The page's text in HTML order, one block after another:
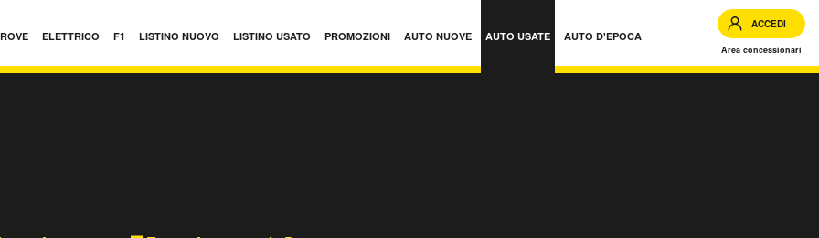
ELETTRICO F1 LISTINO NUOVO LISTINO USATO PROMOZIONI AUTO NUOVE AUTO USATE AUTO D'EPOCA
ACCEDI
Area concessionari